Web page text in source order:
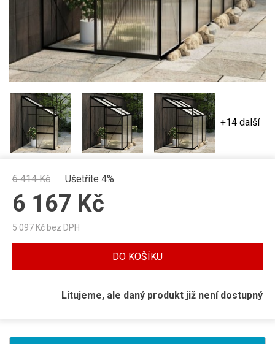
+14 další
6 414Kč Ušetříte 4%
6 167 Kč
5 097 Kč bez DPH
DO KOŠÍKU
Litujeme, ale daný produkt již není dostupný